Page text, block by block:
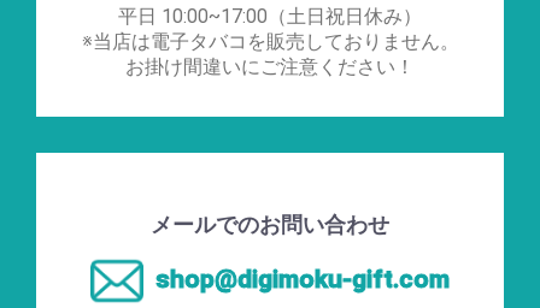
平日 10:00~17:00（土日祝日休み）
※当店は電子タバコを販売しておりません。
お掛け間違いにご注意ください！
メールでのお問い合わせ
shop@digimoku-gift.com